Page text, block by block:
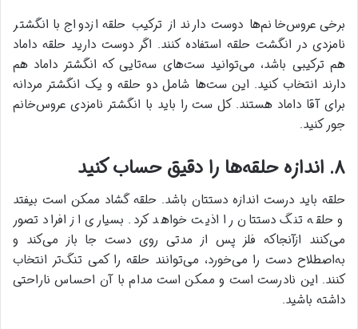
برخی عروس‌خانم‌ها دوست دارند از ترکیب حلقه ازدواج با انگشتر
نامزدی در انگشت حلقه استفاده کنند. اگر دوست دارید حلقه داماد
هم ترکیبی باشد، می‌توانید ست‌های سه‌تایی که انگشتر داماد هم
دارند انتخاب کنید. این ست‌ها شامل دو حلقه و یک انگشتر مردانه
برای آقا داماد هستند. کل ست را باید با انگشتر نامزدی عروس‌خانم
جور کنید.
۸. اندازه حلقه‌ها را دقیق حساب کنید
حلقه باید درست اندازه دستتان باشد. حلقه گشاد ممکن است بیفتد
و حلقه تنگ دستتان را اذیت خواهد کرد. بسیاری از افراد تصور
می‌کنند ازآنجاکه فلز پس از مدتی روی دست جا باز می‌کند و
به‌اصطلاح دست را می‌خورد، می‌توانند حلقه را کمی تنگ‌تر انتخاب
کنند. این نادرست است و ممکن است مدام با آن احساس ناراحتی
داشته باشید.